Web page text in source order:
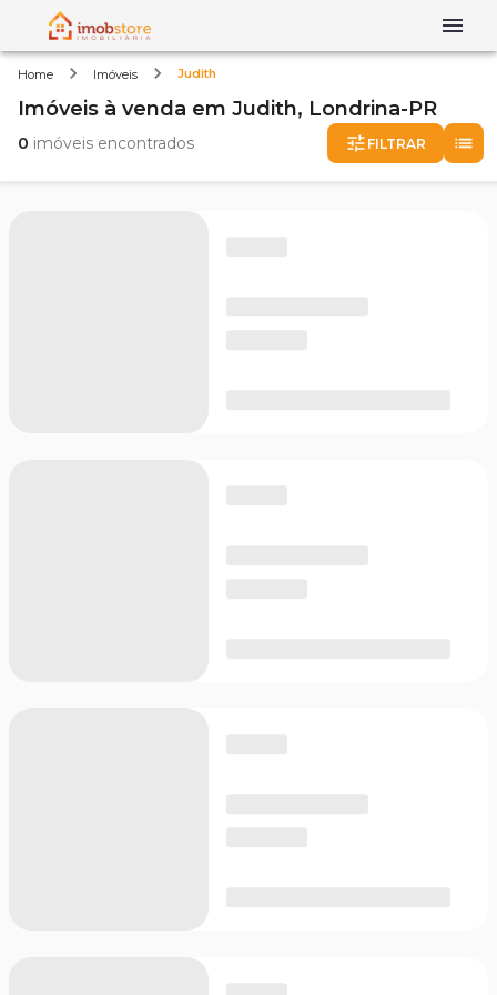
Home Imóveis Judith
Imóveis à venda em Judith, Londrina-PR
0 imóveis encontrados FILTRAR